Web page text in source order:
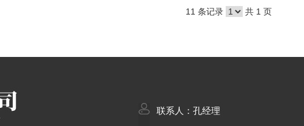
11 条记录 共 1 页
联系人：孔经理